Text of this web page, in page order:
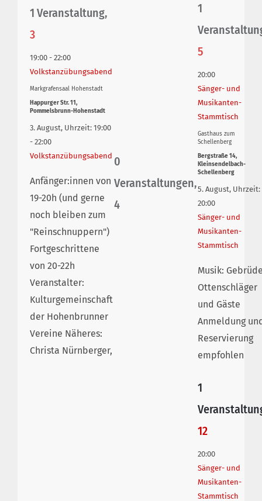
1 Veranstaltung,
3
19:00 - 22:00
Volkstanzübungsabend
Markgrafensaal Hohenstadt
Happurger Str. 11,
Pommelsbrunn-Hohenstadt
3. August, Uhrzeit: 19:00
- 22:00
Volkstanzübungsabend
Anfänger:innen von
19-20h (und gerne
noch bleiben zum
"Reinschnuppern")
Fortgeschrittene
von 20-22h
Veranstalter:
Kulturgemeinschaft
der Hohenbrunner
Vereine Näheres:
Christa Nürnberger,
0
Veranstaltungen,
4
1
5
20:00
Sänger- und
Musikanten-
Stammtisch
Gasthaus zum
Schellenberg
Bergstraße 14,
Kleinsendelbach-
Schellenberg
5. August, Uhrzeit:
20:00
Sänger- und
Musikanten-
Stammtisch
Musik:
Ottenschläger
und Gäste
Anmeldung
Reservierung
empfohlen
1
12
20:00
Sänger- und
Musikanten-
Stammtisch